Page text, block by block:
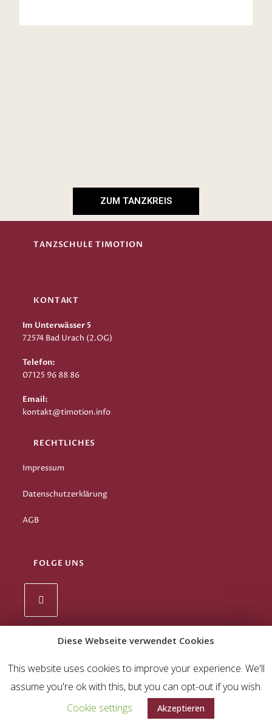
ZUM TANZKREIS
TANZSCHULE TIMOTION
KONTAKT
Im Unterwässer 5
72574 Bad Urach (2.OG)
Telefon:
07125 96 88 86
Email:
kontakt@timotion.info
RECHTLICHES
Impressum
Datenschutzerklärung
AGB
FOLGE UNS
Copyright 2019 © Tanzschule Timotion
Diese Webseite verwendet Cookies
This website uses cookies to improve your experience. We'll
assume you're ok with this, but you can opt-out if you wish.
Cookie settings
Akzeptieren